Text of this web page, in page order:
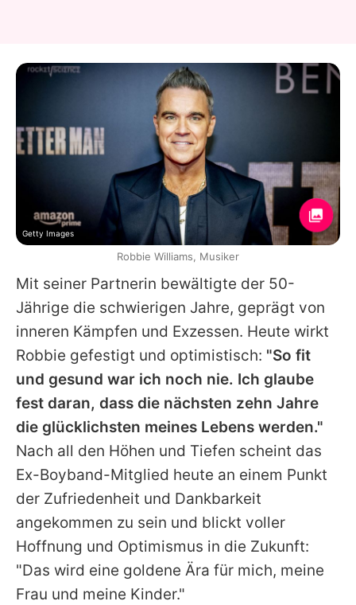
Mit seiner Partnerin bewältigte der 50-
Jährige die schwierigen Jahre, geprägt von
inneren Kämpfen und Exzessen. Heute wirkt
Robbie gefestigt und optimistisch: "So fit
und gesund war ich noch nie. Ich glaube
fest daran, dass die nächsten zehn Jahre
die glücklichsten meines Lebens werden."
Nach all den Höhen und Tiefen scheint das
Ex-Boyband-Mitglied heute an einem Punkt
der Zufriedenheit und Dankbarkeit
angekommen zu sein und blickt voller
Hoffnung und Optimismus in die Zukunft:
"Das wird eine goldene Ära für mich, meine
Frau und meine Kinder."
Getty Images
Robbie Williams, Musiker